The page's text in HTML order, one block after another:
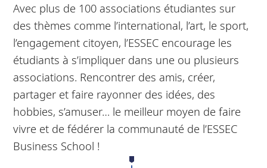
Avec plus de 100 associations étudiantes sur
des thèmes comme l’international, l’art, le sport,
l’engagement citoyen, l’ESSEC encourage les
étudiants à s’impliquer dans une ou plusieurs
associations. Rencontrer des amis, créer,
partager et faire rayonner des idées, des
hobbies, s’amuser… le meilleur moyen de faire
vivre et de fédérer la communauté de l’ESSEC
Business School !